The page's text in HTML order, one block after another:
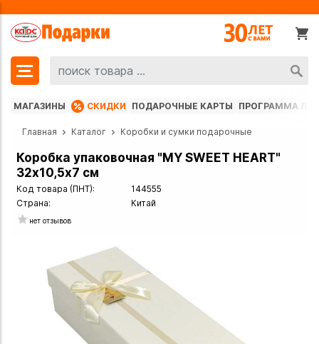
МАГАЗИНЫ СКИДКИ ПОДАРОЧНЫЕ КАРТЫ ПРОГРАММА
Главная Каталог Коробки и сумки подарочные
Коробка упаковочная "MY SWEET HEART"
32х10,5х7 см
Код товара (ПНТ):
144555
Страна:
Китай
нет отзывов